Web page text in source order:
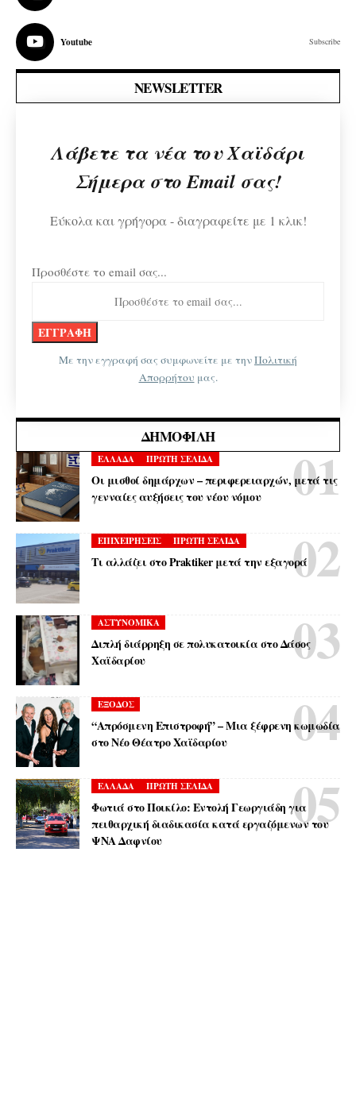
Youtube Subscribe
NEWSLETTER
Λάβετε τα νέα του Χαϊδάρι
Σήμερα στο Email σας!
Εύκολα και γρήγορα - διαγραφείτε με 1 κλικ!
Προσθέστε το email σας...
Με την εγγραφή σας συμφωνείτε με τηνΠολιτική
Απορρήτου μας.
ΔΗΜΟΦΙΛΉ
ΕΛΛΑΔΑ ΠΡΩΤΗ ΣΕΛΙΔΑ
Οι μισθοί δημάρχων – περιφερειαρχών, μετά τις
γενναίες αυξήσεις του νέου νόμου
ΕΠΙΧΕΙΡΗΣΕΙΣ ΠΡΩΤΗ ΣΕΛΙΔΑ
Τι αλλάζει στο Praktiker μετά την εξαγορά
ΑΣΤΥΝΟΜΙΚΑ
Διπλή διάρρηξη σε πολυκατοικία στο Δάσος
Χαϊδαρίου
ΕΞΟΔΟΣ
“Απρόσμενη Επιστροφή” – Μια ξέφρενη κωμωδία
στο Νέο Θέατρο Χαϊδαρίου
ΕΛΛΑΔΑ ΠΡΩΤΗ ΣΕΛΙΔΑ
Φωτιά στο Ποικίλο: Εντολή Γεωργιάδη για
πειθαρχική διαδικασία κατά εργαζόμενων του
ΨΝΑ Δαφνίου